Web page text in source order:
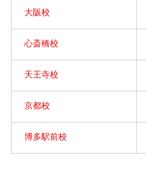
大阪校
心斎橋校
天王寺校
京都校
博多駅前校